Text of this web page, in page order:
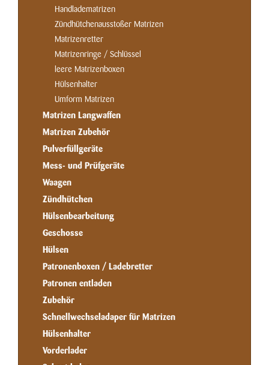
Handladematrizen
Zündhütchenausstoßer Matrizen
Matrizenretter
Matrizenringe / Schlüssel
leere Matrizenboxen
Hülsenhalter
Umform Matrizen
Matrizen Langwaffen
Matrizen Zubehör
Pulverfüllgeräte
Mess- und Prüfgeräte
Waagen
Zündhütchen
Hülsenbearbeitung
Geschosse
Hülsen
Patronenboxen / Ladebretter
Patronen entladen
Zubehör
Schnellwechseladaper für Matrizen
Hülsenhalter
Vorderlader